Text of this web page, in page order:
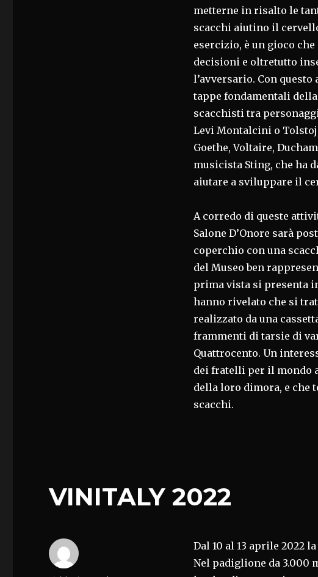
metterne in risalto le
scacchi aiutino il
esercizio, è un gioco
decisioni e oltretutto
l’avversario. Con
tappe fondamentali
scacchisti tra
Levi Montalcini o
Goethe, Voltaire,
musicista Sting, che ha
aiutare a sviluppare il
A corredo di queste
Salone D’Onore sarà
coperchio con una
del Museo ben
prima vista si presenta
hanno rivelato che si
realizzato da una
frammenti di tarsie di
Quattrocento. Un
dei fratelli per il mondo
della loro dimora, e che
scacchi.
VINITALY 2022
Dal 10 al 13 aprile 2022
Nel padiglione da 3.000